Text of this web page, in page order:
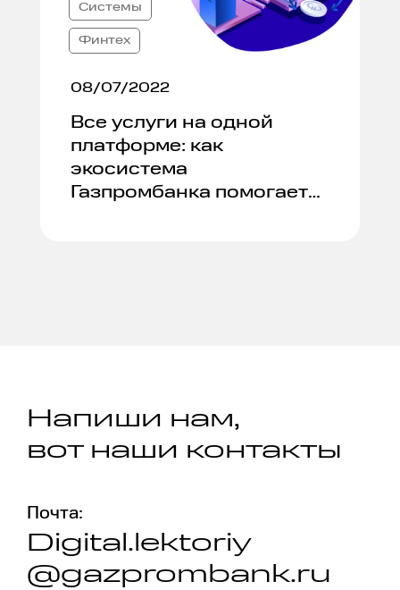
Системы
Финтех
08/07/2022
Все услуги на одной
платформе: как
экосистема
Газпромбанка помогает
Напиши нам,
вот наши контакты
Почта:
Digital.lektoriy
@gazprombank.ru